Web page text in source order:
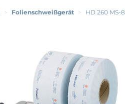
> Folienschweißgerät > HD 260 MS-8